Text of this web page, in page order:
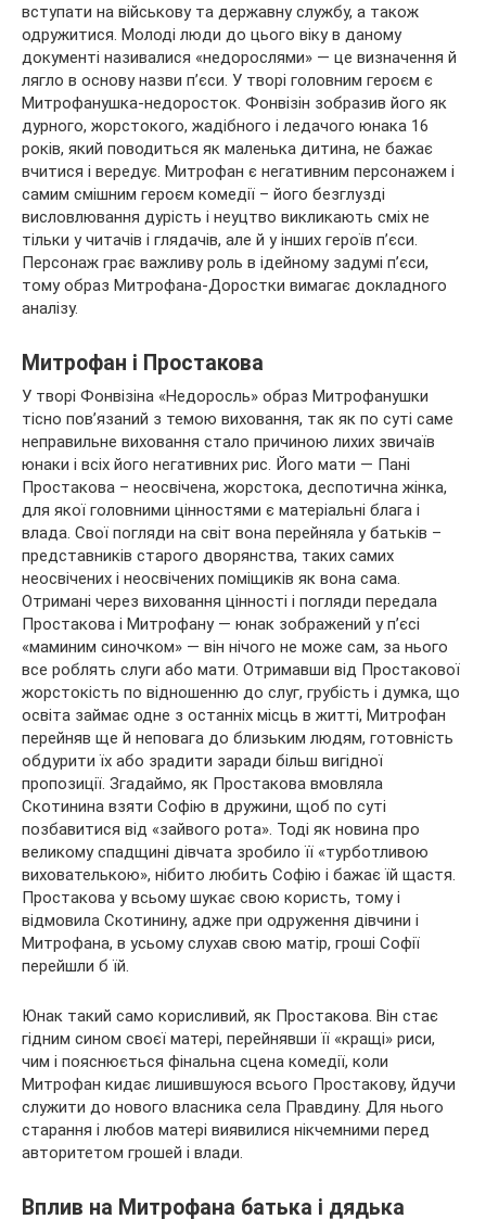
вступати на військову та державну службу, а також
одружитися. Молоді люди до цього віку в даному
документі називалися «недорослями» — це визначення й
лягло в основу назви п’єси. У творі головним героєм є
Митрофанушка-недоросток. Фонвізін зобразив його як
дурного, жорстокого, жадібного і ледачого юнака 16
років, який поводиться як маленька дитина, не бажає
вчитися і вередує. Митрофан є негативним персонажем і
самим смішним героєм комедії – його безглузді
висловлювання дурість і неуцтво викликають сміх не
тільки у читачів і глядачів, але й у інших героїв п’єси.
Персонаж грає важливу роль в ідейному задумі п’єси,
тому образ Митрофана-Доростки вимагає докладного
аналізу.
Митрофан і Простакова
У творі Фонвізіна «Недоросль» образ Митрофанушки
тісно пов’язаний з темою виховання, так як по суті саме
неправильне виховання стало причиною лихих звичаїв
юнаки і всіх його негативних рис. Його мати — Пані
Простакова – неосвічена, жорстока, деспотична жінка,
для якої головними цінностями є матеріальні блага і
влада. Свої погляди на світ вона перейняла у батьків –
представників старого дворянства, таких самих
неосвічених і неосвічених поміщиків як вона сама.
Отримані через виховання цінності і погляди передала
Простакова і Митрофану — юнак зображений у п’єсі
«маминим синочком» — він нічого не може сам, за нього
все роблять слуги або мати. Отримавши від Простакової
жорстокість по відношенню до слуг, грубість і думка, що
освіта займає одне з останніх місць в житті, Митрофан
перейняв ще й неповага до близьким людям, готовність
обдурити їх або зрадити заради більш вигідної
пропозиції. Згадаймо, як Простакова вмовляла
Скотинина взяти Софію в дружини, щоб по суті
позбавитися від «зайвого рота». Тоді як новина про
великому спадщині дівчата зробило її «турботливою
вихователькою», нібито любить Софію і бажає їй щастя.
Простакова у всьому шукає свою користь, тому і
відмовила Скотинину, адже при одруження дівчини і
Митрофана, в усьому слухав свою матір, гроші Софії
перейшли б їй.
Юнак такий само корисливий, як Простакова. Він стає
гідним сином своєї матері, перейнявши її «кращі» риси,
чим і пояснюється фінальна сцена комедії, коли
Митрофан кидає лишившуюся всього Простакову, йдучи
служити до нового власника села Правдину. Для нього
старання і любов матері виявилися нікчемними перед
авторитетом грошей і влади.
Вплив на Митрофана батька і дядька